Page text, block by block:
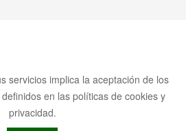
servicios implica la aceptación de los
en las políticas de cookies y
privacidad.